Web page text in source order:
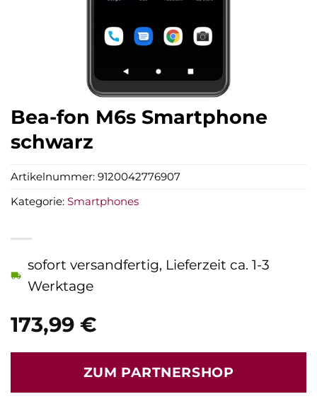
Bea-fon M6s Smartphone
schwarz
173,99 €
sofort versandfertig, Lieferzeit ca. 1-3
Werktage
ZUM PARTNERSHOP
Artikelnummer: 9120042776907
Kategorie: Smartphones